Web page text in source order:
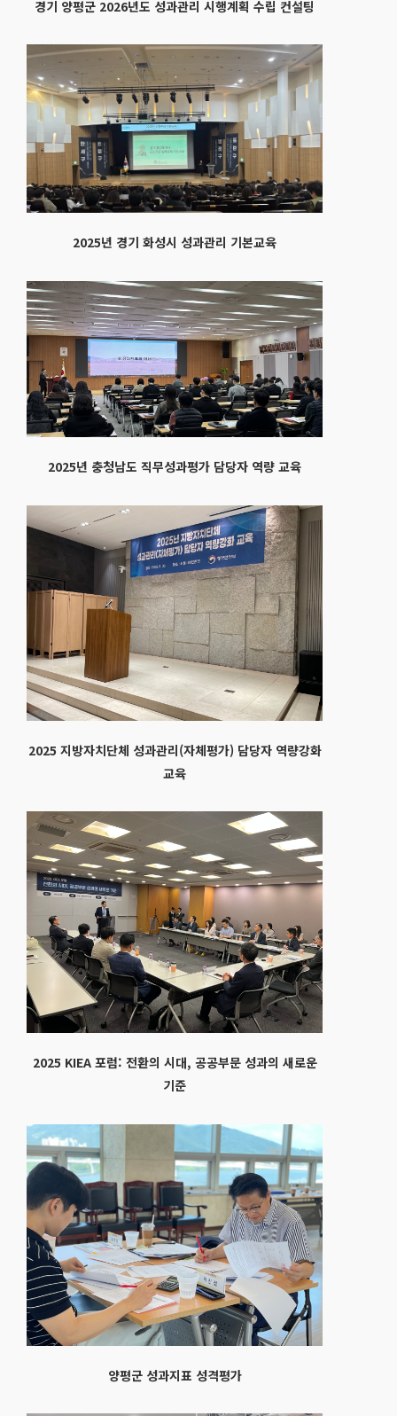
경기 양평군 2026년도 성과관리 시행계획 수립 컨설팅
2025년 경기 화성시 성과관리 기본교육
2025년 충청남도 직무성과평가 담당자 역량 교육
2025 지방자치단체 성과관리(자체평가) 담당자 역량강화
교육
2025 KIEA 포럼: 전환의 시대, 공공부문 성과의 새로운
기준
양평군 성과지표 성격평가